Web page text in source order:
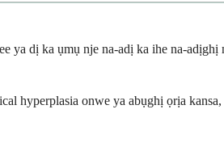
ya dị ka ụmụ nje na-adị ka ihe na-adịghị
hyperplasia onwe ya abụghị ọrịa kansa,